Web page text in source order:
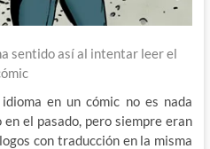
sentido así al intentar leer el
en un cómic no es nada
en el pasado, pero siempre eran
con traducción en la misma